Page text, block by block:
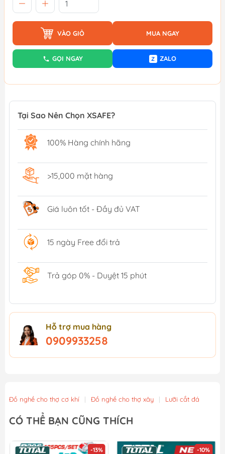
VÀO GIỎ MUA NGAY
GỌI NGAY Z ZALO
Tại Sao Nên Chọn XSAFE?
100% Hàng chính hãng
>15,000 mặt hàng
Giá luôn tốt - Đầy đủ VAT
15 ngày Free đổi trả
Trả góp 0% - Duyệt 15 phút
Hỗ trợ mua hàng
0909933258
Đồ nghề cho thợ cơ khí | Đồ nghề cho thợ xây | Lưỡi cắt đá
CÓ THỂ BẠN CŨNG THÍCH
-13% -10%